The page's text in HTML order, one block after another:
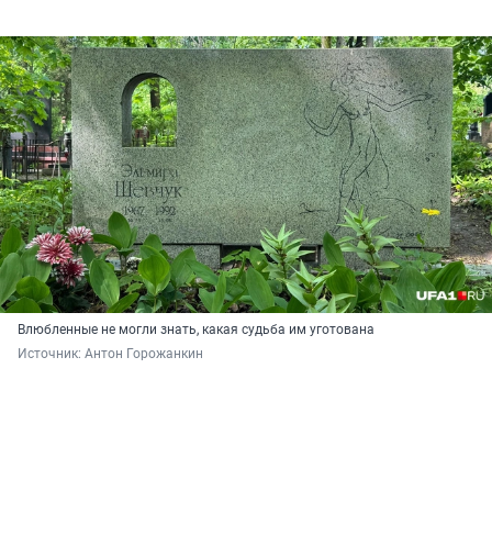
Влюбленные не могли знать, какая судьба им уготована
Источник: Антон Горожанкин